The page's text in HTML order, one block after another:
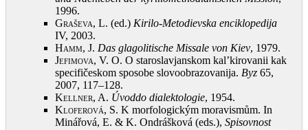
1996.
Graševa, L. (ed.) Kirilo-Metodievska enciklopedija
IV, 2003.
Hamm, J. Das glagolitische Missale von Kiev, 1979.
Jefimova, V. O. O staroslavjanskom kal’kirovanii kak
specifičeskom sposobe slovoobrazovanija. Byz 65,
2007, 117–128.
Kellner, A. Úvoddo dialektologie, 1954.
Kloferová, S. K morfologickým moravismům. In
Minářová, E. & K. Ondrášková (eds.), Spisovnost